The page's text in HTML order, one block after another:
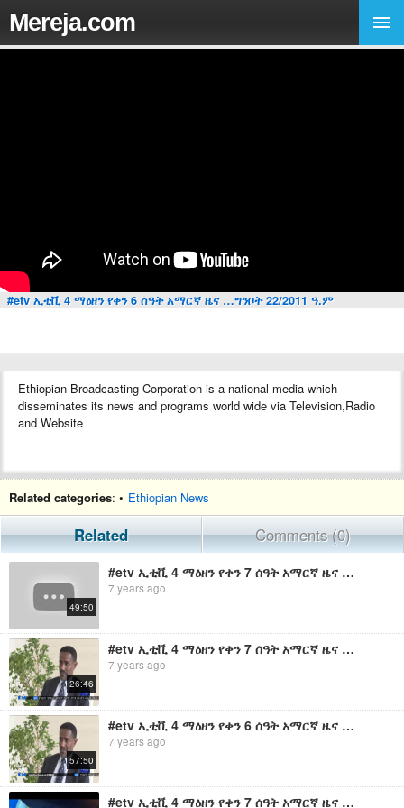
Mereja.com
#etv ኢቲቪ 4 ማዕዘን የቀን 6 ሰዓት አማርኛ ዜና …ግንቦት 22/2011 ዓ.ም
Ethiopian Broadcasting Corporation is a national media which
disseminates its news and programs world wide via Television,Radio
and Website
Related categories: • Ethiopian News
Related Comments (0)
49:50
#etv ኢቲቪ 4 ማዕዘን የቀን 7 ሰዓት አማርኛ ዜና …ግንቦት 30/2011 ዓ.ም
7 years ago
26:46
#etv ኢቲቪ 4 ማዕዘን የቀን 7 ሰዓት አማርኛ ዜና …ግንቦት 21/2011 ዓ.ም
7 years ago
57:50
#etv ኢቲቪ 4 ማዕዘን የቀን 6 ሰዓት አማርኛ ዜና …ግንቦት 21/2011 ዓ.ም
7 years ago
#etv ኢቲቪ 4 ማዕዘን የቀን 7 ሰዓት አማርኛ ዜና …ግንቦት 30/2011 ዓ.ም